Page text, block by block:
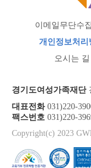
이메일무단수
개인정보처리
오시는 길
경기도여성가족재단
대표전화031)220-
팩스번호 031)220-
Copyright(c) 2023